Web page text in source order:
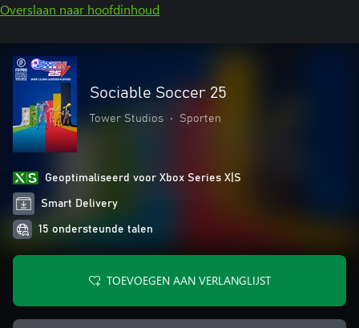
Overslaan naar hoofdinhoud
Sociable Soccer 25
Tower Studios • Sporten
Geoptimaliseerd voor Xbox Series X|S
Smart Delivery
15 ondersteunde talen
TOEVOEGEN AAN VERLANGLIJST